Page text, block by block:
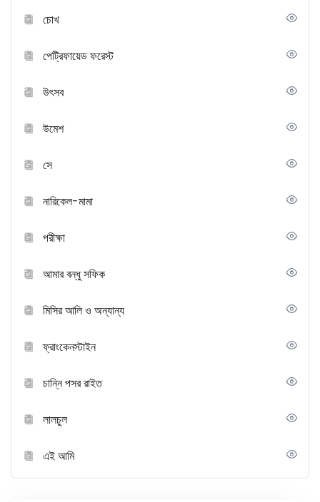
চোখ
পেট্রিফায়েড ফরেস্ট
উৎসব
উমেশ
সে
নারিকেল-মামা
পরীক্ষা
আমার বন্ধু সফিক
মিসির আলি ও অন্যান্য
ফ্রাংকেনস্টাইন
চান্নি পসর রাইত
লালচুল
এই আমি